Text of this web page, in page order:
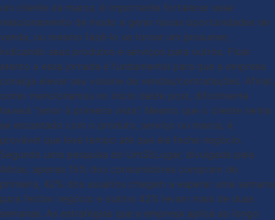
um cliente da marca, é importante fortalecer esse
relacionamento de modo a gerar novas oportunidades de
venda, ou mesmo fazê-lo se tornar um prosumer,
indicando seus produtos e serviços para outros. Ficar
atento a essa jornada é fundamental para que a empresa
consiga elevar seu volume de vendas/contratações. Afinal,
como mencionamos no início deste post, dificilmente
haverá “amor à primeira vista”. Mesmo que o cliente tenha
se encantado com o produto, serviço ou marca, é
provável que leve tempo até que ele feche negócio.
Segundo uma pesquisa do UmSóLugar, divulgada pela
Abras, apenas 15% dos consumidores compram de
primeira, 42% dos usuários chegam a esperar uma semana
para fechar negócio e outros 42% levam mais de duas
semanas. As estratégias que a empresa aplica ao longo